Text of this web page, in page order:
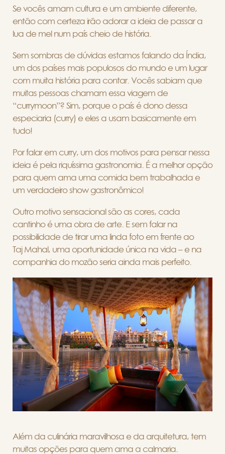
Se vocês amam cultura e um ambiente diferente,
então com certeza irão adorar a ideia de passar a
lua de mel num país cheio de história.
Sem sombras de dúvidas estamos falando da Índia,
um dos países mais populosos do mundo e um lugar
com muita história para contar. Vocês sabiam que
muitas pessoas chamam essa viagem de
“currymoon”? Sim, porque o país é dono dessa
especiaria (curry) e eles a usam basicamente em
tudo!
Por falar em curry, um dos motivos para pensar nessa
ideia é pela riquíssima gastronomia. É a melhor opção
para quem ama uma comida bem trabalhada e
um verdadeiro show gastronômico!
Outro motivo sensacional são as cores, cada
cantinho é uma obra de arte. E sem falar na
possibilidade de tirar uma linda foto em frente ao
Taj Mahal, uma oportunidade única na vida – e na
companhia do mozão seria ainda mais perfeito.
Além da culinária maravilhosa e da arquitetura, tem
muitas opções para quem ama a calmaria.